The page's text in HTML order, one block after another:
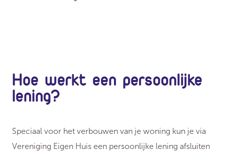
Hoe werkt een persoonlijke
lening?
Speciaal voor het verbouwen van je woning kun je via
Vereniging Eigen Huis een persoonlijke lening afsluiten